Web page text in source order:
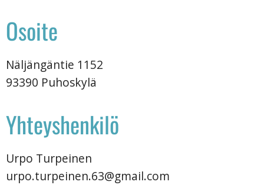
Osoite
Näljängäntie 1152
93390 Puhoskylä
Yhteyshenkilö
Urpo Turpeinen
urpo.turpeinen.63@gmail.com